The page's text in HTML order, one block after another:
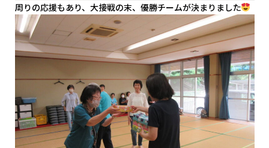
周りの応援もあり、大接戦の末、優勝チームが決まりました